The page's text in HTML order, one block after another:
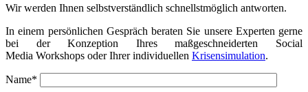
Wir werden Ihnen selbstverständlich schnellstmöglich antworten.
In einem persönlichen Gespräch beraten Sie unsere Experten gerne
bei der Konzeption Ihres maßgeschneiderten Social
Media Workshops oder Ihrer individuellen Krisensimulation.
Name*